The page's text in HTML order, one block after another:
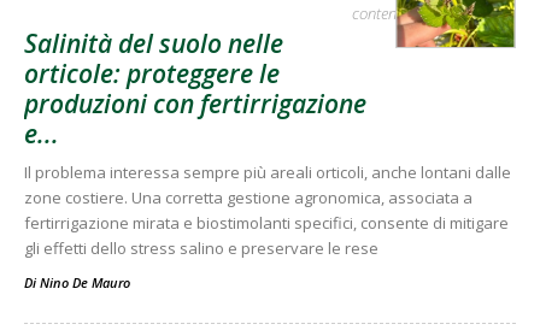
contenuto sponsorizzato
Salinità del suolo nelle
orticole: proteggere le
produzioni con fertirrigazione
e...
Il problema interessa sempre più areali orticoli, anche lontani dalle
zone costiere. Una corretta gestione agronomica, associata a
fertirrigazione mirata e biostimolanti specifici, consente di mitigare
gli effetti dello stress salino e preservare le rese
Di Nino De Mauro